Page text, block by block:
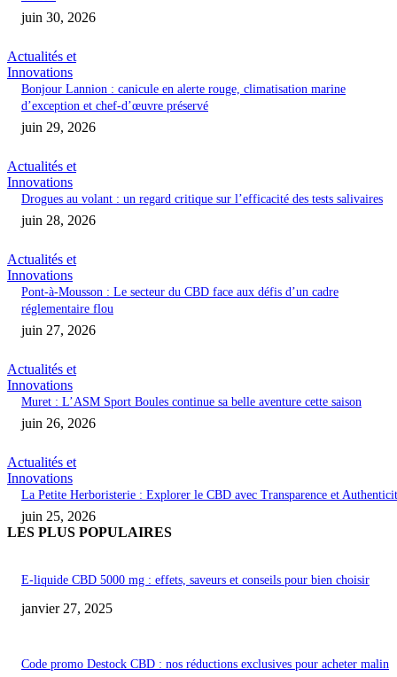
juin 30, 2026
Actualités et
Innovations
Bonjour Lannion : canicule en alerte rouge, climatisation marine
d’exception et chef-d’œuvre préservé
juin 29, 2026
Actualités et
Innovations
Drogues au volant : un regard critique sur l’efficacité des tests salivaires
juin 28, 2026
Actualités et
Innovations
Pont-à-Mousson : Le secteur du CBD face aux défis d’un cadre
réglementaire flou
juin 27, 2026
Actualités et
Innovations
Muret : L’ASM Sport Boules continue sa belle aventure cette saison
juin 26, 2026
Actualités et
Innovations
La Petite Herboristerie : Explorer le CBD avec Transparence et
juin 25, 2026
LES PLUS POPULAIRES
E-liquide CBD 5000 mg : effets, saveurs et conseils pour bien choisir
janvier 27, 2025
Code promo Destock CBD : nos réductions exclusives pour acheter malin